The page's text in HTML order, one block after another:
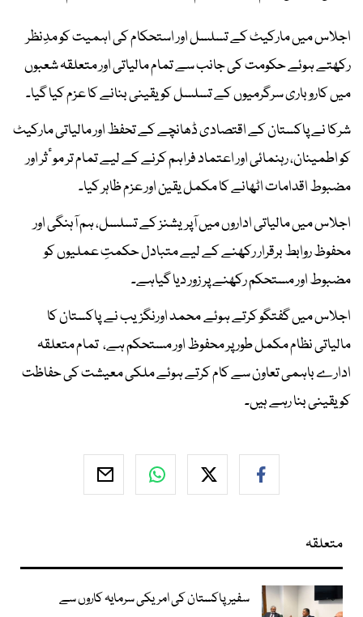
اجلاس میں مارکیٹ کے تسلسل اور استحکام کی اہمیت کو مدِنظر
رکھتے ہوئے حکومت کی جانب سے تمام مالیاتی اور متعلقہ شعبوں
میں کاروباری سرگرمیوں کے تسلسل کو یقینی بنانے کا عزم کیا گیا۔
شرکا نے پاکستان کے اقتصادی ڈھانچے کے تحفظ اور مالیاتی مارکیٹ
کو اطمینان، رہنمائی اور اعتماد فراہم کرنے کے لیے تمام تر موٴثر اور
مضبوط اقدامات اٹھانے کا مکمل یقین اور عزم ظاہر کیا۔
اجلاس میں مالیاتی اداروں میں آپریشنز کے تسلسل، ہم آہنگی اور
محفوظ روابط برقرار رکھنے کے لیے متبادل حکمتِ عملیوں کو
مضبوط اور مستحکم رکھنے پر زور دیا گیاہے۔
اجلاس میں گفتگو کرتے ہوئے محمد اورنگزیب نے پاکستان کا
مالیاتی نظام مکمل طور پر محفوظ اور مستحکم ہے، تمام متعلقہ
ادارے باہمی تعاون سے کام کرتے ہوئے ملکی معیشت کی حفاظت
کو یقینی بنا رہے ہیں۔
متعلقہ
سفیر پاکستان کی امریکی سرمایہ کاروں سے